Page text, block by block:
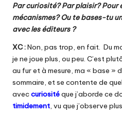
Par curiosité? Par plaisir? Pour
mécanismes? Ou te bases-tu
avec les éditeurs ?
XC :Non, pas trop, en fait. Du
je ne joue plus, ou peu. C’est
au fur et à mesure, ma « base »
sommaire, et se contente de
aveccuriositéque j’aborde ce
timidement , vu que j’observe